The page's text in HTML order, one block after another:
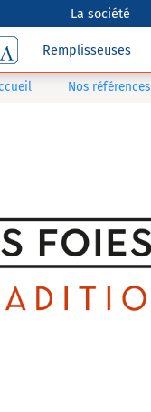
La société
Remplisseuses
Nos références